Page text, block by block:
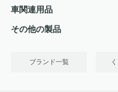
車関連用品
その他の製品
ブランド一覧